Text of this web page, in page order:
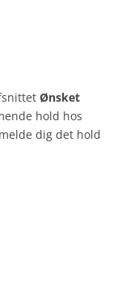
Ønsket
hold hos
dig det hold